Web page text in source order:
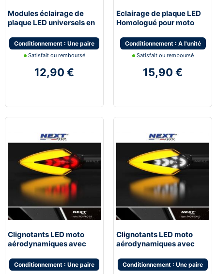
Modules éclairage de
plaque LED universels en
Conditionnement : Une paire
Satisfait ou remboursé
12,90 €
Eclairage de plaque LED
Homologué pour moto
Conditionnement : A l'unité
Satisfait ou remboursé
15,90 €
Clignotants LED moto
aérodynamiques avec
Conditionnement : Une paire
Clignotants LED moto
aérodynamiques avec
Conditionnement : Une paire